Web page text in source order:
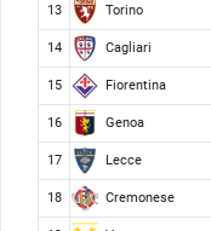
13 Torino
14 Cagliari
15 Fiorentina
16 Genoa
17 Lecce
18 Cremonese